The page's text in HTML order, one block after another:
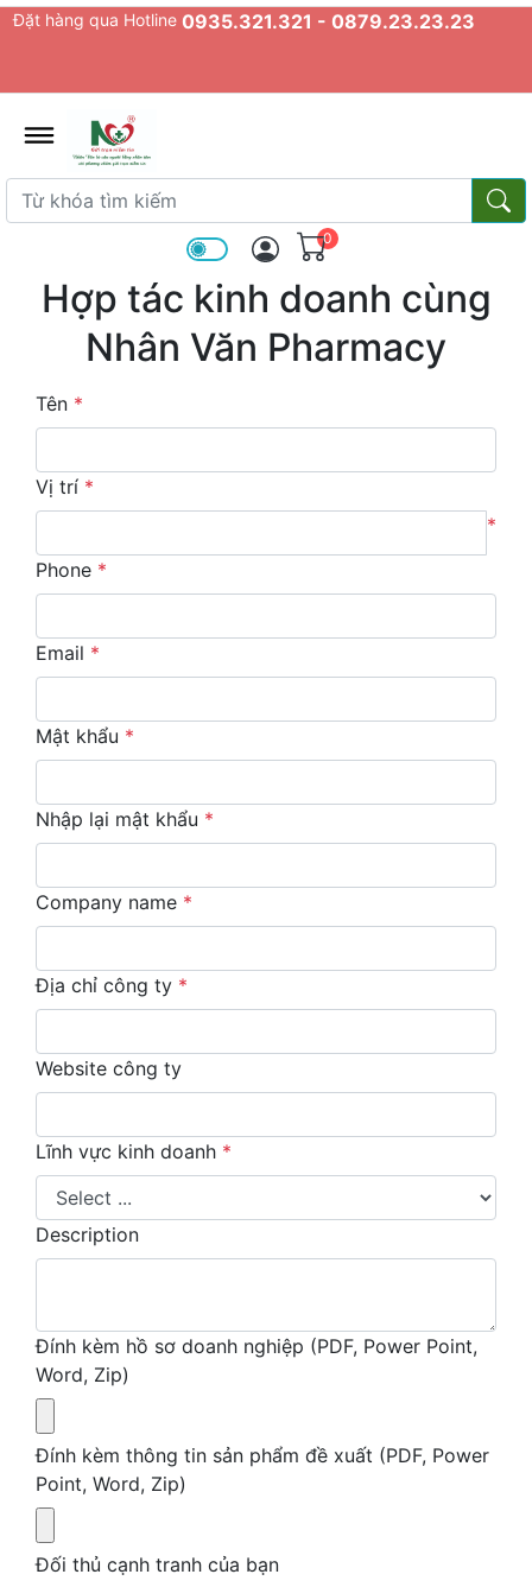
Đặt hàng qua Hotline 0935.321.321 - 0879.23.23.23
Từ khóa tìm kiếm
Từ
0
Hợp tác kinh doanh cùng
Nhân Văn Pharmacy
Tên *
Vị trí *
*
Phone *
Email *
Mật khẩu *
Nhập lại mật khẩu *
Company name *
Địa chỉ công ty *
Website công ty
Lĩnh vực kinh doanh *
Description
Đính kèm hồ sơ doanh nghiệp (PDF, Power Point,
Word, Zip)
Đính kèm thông tin sản phẩm đề xuất (PDF, Power
Point, Word, Zip)
Đối thủ cạnh tranh của bạn